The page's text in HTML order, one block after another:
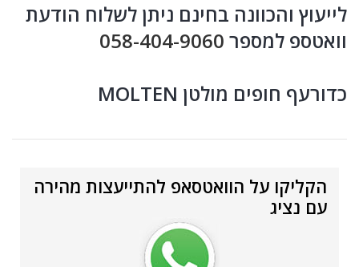
לייעוץ והכוונה בחינם ניתן לשלוח הודעת
וואטספ למספר 058-404-9060
כדורעף חופים מולטן MOLTEN
הקליקו על הוואטסאפ להתייעצות מהירה
עם נציג